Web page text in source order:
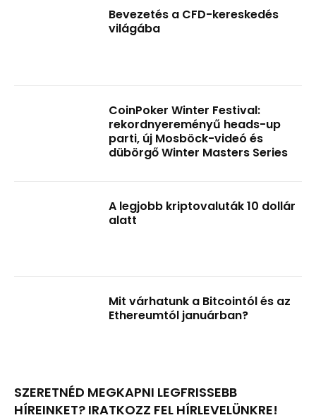
Bevezetés a CFD-kereskedés
világába
CoinPoker Winter Festival:
rekordnyereményű heads-up
parti, új Mosböck-videó és
dübörgő Winter Masters Series
A legjobb kriptovaluták 10 dollár
alatt
Mit várhatunk a Bitcointól és az
Ethereumtól januárban?
SZERETNÉD MEGKAPNI LEGFRISSEBB
HÍREINKET? IRATKOZZ FEL HÍRLEVELÜNKRE!